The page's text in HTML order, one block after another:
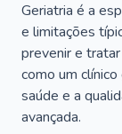
Geriatria é a
e limitações
prevenir e
como um
saúde e a
avançada.